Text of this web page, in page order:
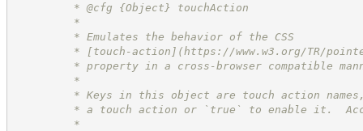
* @cfg {Object}
touchAction
*
* Emulates the behavior of the CSS
* [touch-action](https://www.w3.org/TR/
* property in a cross-browser compatible
*
* Keys in this object are touch action names,
* a touch action or `true` to enable it.
*